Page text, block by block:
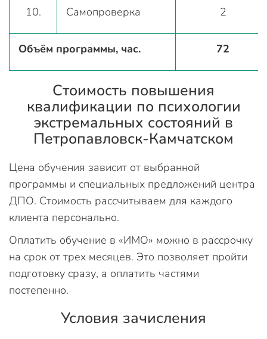
10. Самопроверка 2
Объём программы, час. 72
Стоимость повышения
квалификации по психологии
экстремальных состояний в
Петропавловск-Камчатском
Цена обучения зависит от выбранной
программы и специальных предложений центра
ДПО. Стоимость рассчитываем для каждого
клиента персонально.
Оплатить обучение в «ИМО» можно в рассрочку
на срок от трех месяцев. Это позволяет пройти
подготовку сразу, а оплатить частями
постепенно.
Условия зачисления